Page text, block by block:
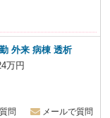
外来 病棟 透析
万円
問 メールで質問